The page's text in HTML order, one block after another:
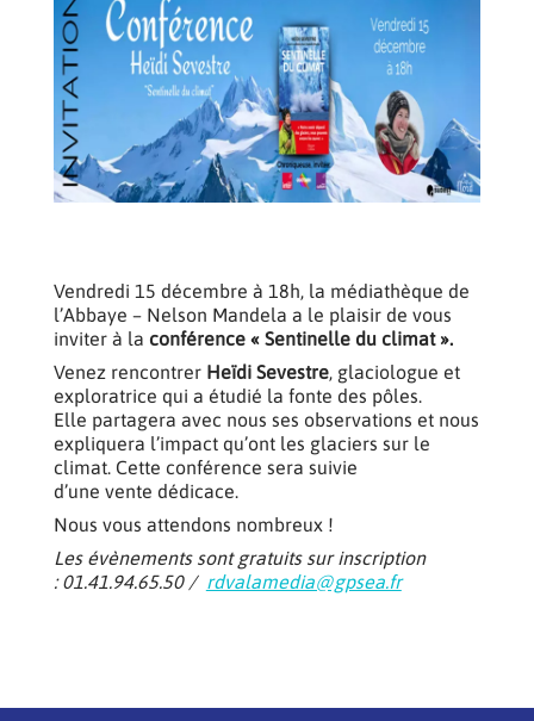
Vendredi 15 décembre à 18h, la médiathèque de
l’Abbaye – Nelson Mandela a le plaisir de vous
inviter à la conférence « Sentinelle du climat ».
Venez rencontrerHeïdi Sevestre, glaciologue et
exploratrice qui a étudié la fonte des pôles.
Elle partagera avec nous ses observations et nous
expliquera l’impact qu’ont les glaciers sur le
climat. Cette conférence sera suivie
d’une vente dédicace.
Nous vous attendons nombreux !
Les évènements sont gratuits sur inscription
: 01.41.94.65.50 / rdvalamedia@gpsea.fr